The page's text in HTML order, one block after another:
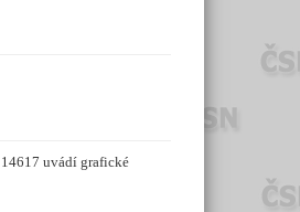
uvádí grafické